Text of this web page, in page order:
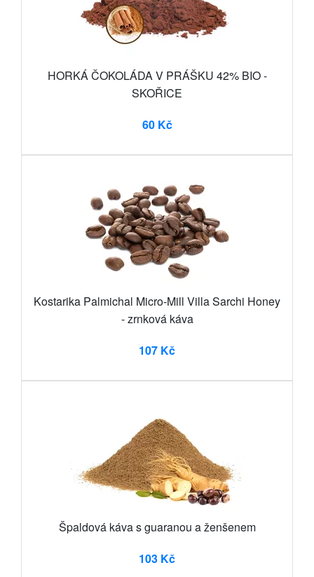
HORKÁ ČOKOLÁDA V PRÁŠKU 42% BIO -
SKOŘICE
60 Kč
Kostarika Palmichal Micro-Mill Villa Sarchi Honey
- zrnková káva
107 Kč
Špaldová káva s guaranou a ženšenem
103 Kč